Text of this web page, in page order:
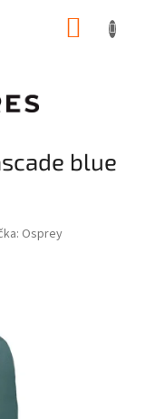
blue
Osprey